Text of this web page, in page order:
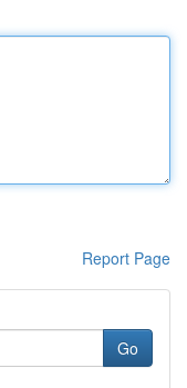
Report Page
Go